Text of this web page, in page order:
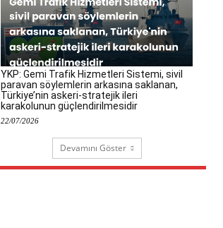
YKP: Gemi Trafik Hizmetleri Sistemi, sivil
paravan söylemlerin arkasına saklanan,
Türkiye’nin askeri-stratejik ileri
karakolunun güçlendirilmesidir
22/07/2026
Devamını Göster